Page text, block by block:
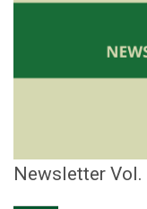
Newsletter Vol.